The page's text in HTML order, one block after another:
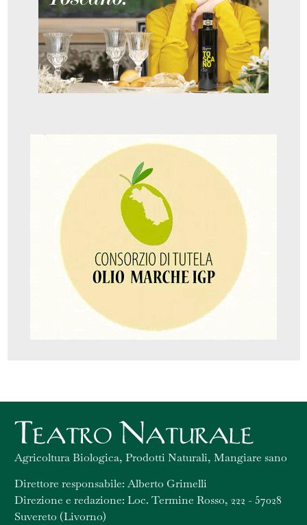
Agricoltura Biologica, Prodotti Naturali, Mangiare sano
Direttore responsabile: Alberto Grimelli
Direzione e redazione: Loc. Termine Rosso, 222 - 57028
Suvereto (Livorno)